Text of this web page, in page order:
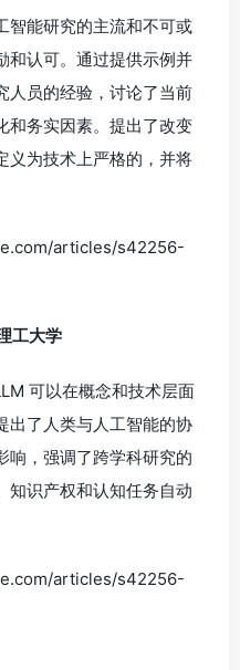
智能研究的主流和不可或
和认可。通过提供示例并
人员的经验，讨论了当前
和务实因素。提出了改变
义为技术上严格的，并将
articles/s42256-
工大学
可以在概念和技术层面
出了人类与人工智能的协
响，强调了跨学科研究的
知识产权和认知任务自动
articles/s42256-